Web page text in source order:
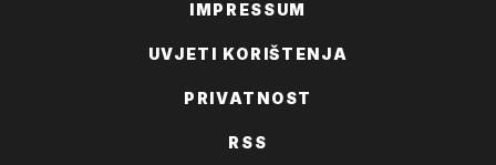
IMPRESSUM
UVJETI KORIŠTENJA
PRIVATNOST
RSS